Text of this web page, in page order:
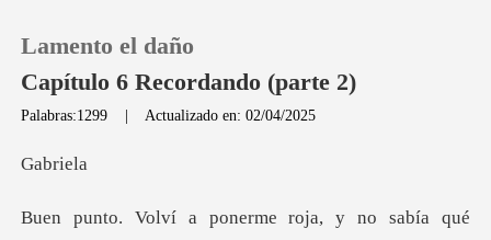
Recargar
Lamento el daño
Capítulo 6 Recordando (parte 2)
Palabras:1299 | Actualizado en: 02/04/2025
br
oja, y no sabía qué